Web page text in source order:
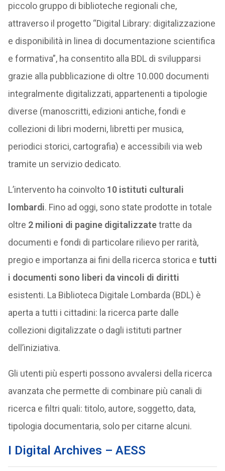
piccolo gruppo di biblioteche regionali che,
attraverso il progetto “Digital Library: digitalizzazione
e disponibilità in linea di documentazione scientifica
e formativa”, ha consentito alla BDL di svilupparsi
grazie alla pubblicazione di oltre 10.000 documenti
integralmente digitalizzati, appartenenti a tipologie
diverse (manoscritti, edizioni antiche, fondi e
collezioni di libri moderni, libretti per musica,
periodici storici, cartografia) e accessibili via web
tramite un servizio dedicato.
L’intervento ha coinvolto 10 istituti culturali
lombardi. Fino ad oggi, sono state prodotte in totale
oltre 2 milioni di pagine digitalizzatetratte da
documenti e fondi di particolare rilievo per rarità,
pregio e importanza ai fini della ricerca storica e tutti
i documenti sono liberi da vincoli di diritti
esistenti. La Biblioteca Digitale Lombarda (BDL) è
aperta a tutti i cittadini: la ricerca parte dalle
collezioni digitalizzate o dagli istituti partner
dell’iniziativa.
Gli utenti più esperti possono avvalersi della ricerca
avanzata che permette di combinare più canali di
ricerca e filtri quali: titolo, autore, soggetto, data,
tipologia documentaria, solo per citarne alcuni.
I Digital Archives – AESS